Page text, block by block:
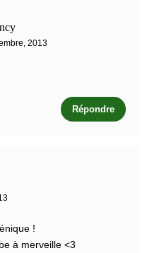
2013
Répondre
!
à merveille <3